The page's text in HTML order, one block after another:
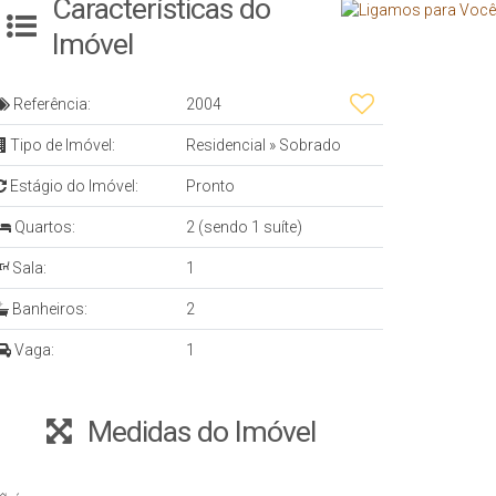
Características do
Imóvel
Referência: 2004
Tipo de Imóvel: Residencial » Sobrado
Estágio do Imóvel: Pronto
Quartos: 2 (sendo 1 suíte)
Sala: 1
Banheiros: 2
Vaga: 1
Medidas do Imóvel